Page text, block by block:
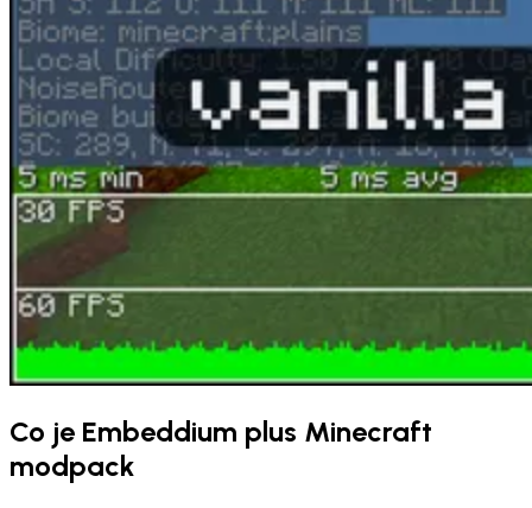
Co je Embeddium plus Minecraft
modpack